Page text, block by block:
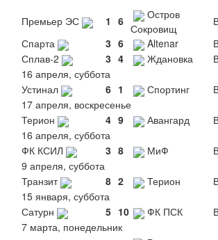
Премьер ЭС 1 6
Остров
Сокровищ
Спарта
3 6 Altenar
Сплав-2
3 4 Ждановка
16 апреля, суббота
Устинал
6 1 Спортинг
17 апреля, воскресенье
Терион
4 9 Авангард
16 апреля, суббота
ФК КСИЛ
3 8 МиФ
9 апреля, суббота
Транзит
8 2 Терион
15 января, суббота
Сатурн
5 10 ФК ПСК
7 марта, понедельник